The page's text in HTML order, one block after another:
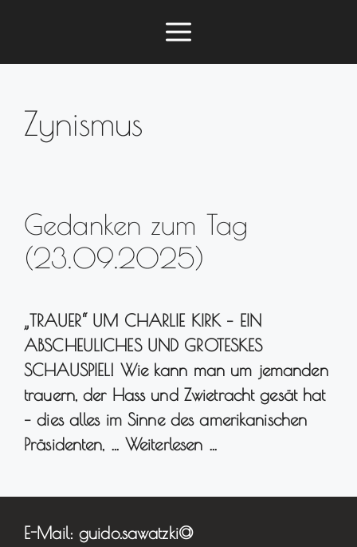
springen
Menü
Zynismus
Gedanken zum Tag
(23.09.2025)
„TRAUER“ UM CHARLIE KIRK – EIN
ABSCHEULICHES UND GROTESKES
SCHAUSPIEL! Wie kann man um jemanden
trauern, der Hass und Zwietracht gesät hat
– dies alles im Sinne des amerikanischen
Präsidenten, … Weiterlesen …
E-Mail: guido.sawatzki@